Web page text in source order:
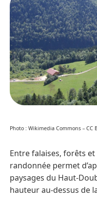
Photo : Wikimedia Commons – CC
Entre falaises, forêts
randonnée permet
paysages du Haut-
hauteur au-dessus de